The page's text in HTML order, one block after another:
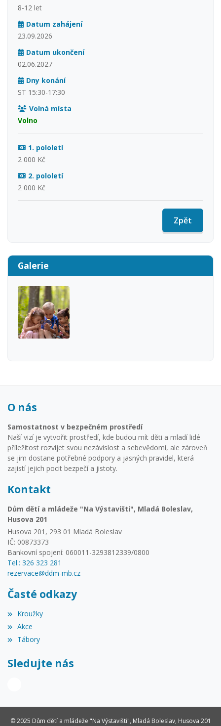
8-12 let
Datum zahájení
23.09.2026
Datum ukončení
02.06.2027
Dny konání
ST 15:30-17:30
Volná místa
Volno
1. pololetí
2 000 Kč
2. pololetí
2 000 Kč
Zpět
Galerie
O nás
Samostatnost v bezpečném prostředí
Naší vizí je vytvořit prostředí, kde budou mít děti a mladí lidé
příležitost rozvíjet svou nezávislost a sebevědomí, ale zároveň
se jim dostane potřebné podpory a jasných pravidel, která
zajistí jejich pocit bezpečí a jistoty.
Kontakt
Dům dětí a mládeže "Na Výstavišti", Mladá Boleslav,
Husova 201
Husova 201, 293 01 Mladá Boleslav
IČ: 00873373
Bankovní spojení: 060011-3293812339/0800
Tel.: 326 323 281
rezervace@ddm-mb.cz
Časté odkazy
Kroužky
Akce
Tábory
Sledujte nás
© 2025 Dům dětí a mládeže "Na Výstavišti", Mladá Boleslav, Husova 201